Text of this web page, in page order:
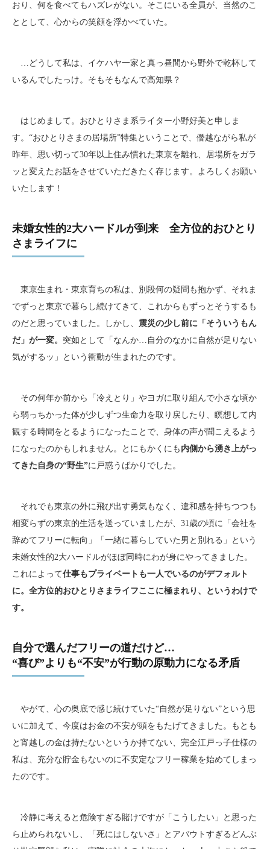
おり、何を食べてもハズレがない。そこにいる全員が、当然のこ
ととして、心からの笑顔を浮かべていた。
…どうして私は、イケハヤ一家と真っ昼間から野外で乾杯して
いるんでしたっけ。そもそもなんで高知県？
はじめまして。おひとりさま系ライター小野好美と申しま
す。“おひとりさまの居場所”特集ということで、僭越ながら私が
昨年、思い切って30年以上住み慣れた東京を離れ、居場所をガラ
ッと変えたお話をさせていただきたく存じます。よろしくお願い
いたします！
未婚女性的2大ハードルが到来 全方位的おひとり
さまライフに
東京生まれ・東京育ちの私は、別段何の疑問も抱かず、それま
でずっと東京で暮らし続けてきて、これからもずっとそうするも
のだと思っていました。しかし、 震災の少し前に「そういうもん
だ」が一変。 突如として「なんか…自分のなかに自然が足りない
気がするッ」という衝動が生まれたのです。
その何年か前から「冷えとり」やヨガに取り組んで小さな頃か
ら弱っちかった体が少しずつ生命力を取り戻したり、瞑想して内
観する時間をとるようになったことで、身体の声が聞こえるよう
になったのかもしれません。とにもかくにも 内側から湧き上がっ
てきた自身の“野生”に戸惑うばかりでした。
それでも東京の外に飛び出す勇気もなく、違和感を持ちつつも
相変らずの東京的生活を送っていましたが、31歳の頃に「会社を
辞めてフリーに転向」「一緒に暮らしていた男と別れる」という
未婚女性的2大ハードルがほぼ同時にわが身にやってきました。
これによって仕事もプライベートも一人でいるのがデフォルト
に。全方位的おひとりさまライフここに極まれり、というわけで
す。
自分で選んだフリーの道だけど…
“喜び”よりも“不安”が行動の原動力になる矛盾
やがて、心の奥底で感じ続けていた“自然が足りない”という思
いに加えて、今度はお金の不安が頭をもたげてきました。もとも
と宵越しの金は持たないというか持てない、完全江戸っ子仕様の
私は、充分な貯金もないのに不安定なフリー稼業を始めてしまっ
たのです。
冷静に考えると危険すぎる賭けですが「こうしたい」と思った
ら止められないし、「死にはしないさ」とアバウトすぎるどんぶ